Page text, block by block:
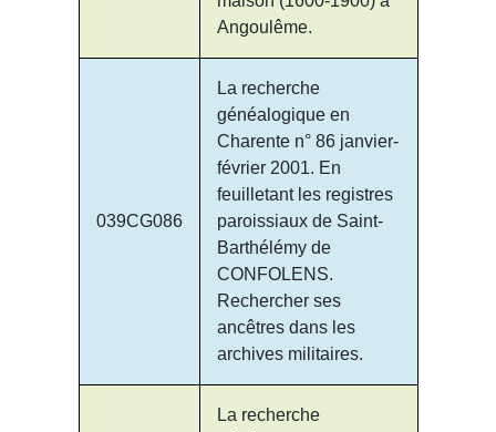
Angoulême.
039CG086
La recherche
généalogique en
Charente n° 86 janvier-
février 2001. En
feuilletant les registres
paroissiaux de Saint-
Barthélémy de
CONFOLENS.
Rechercher ses
ancêtres dans les
archives militaires.
La recherche